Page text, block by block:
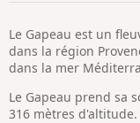
Le Gapeau est un
dans la région
dans la mer
Le Gapeau prend sa
316 mètres d'altitude.